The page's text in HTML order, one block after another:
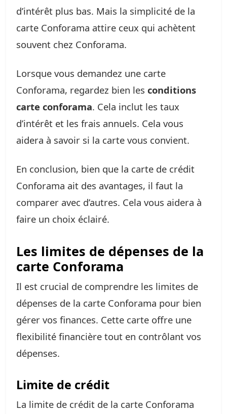
d’intérêt plus bas. Mais la simplicité de la
carte Conforama attire ceux qui achètent
souvent chez Conforama.
Lorsque vous demandez une carte
Conforama, regardez bien les conditions
carte conforama. Cela inclut les taux
d’intérêt et les frais annuels. Cela vous
aidera à savoir si la carte vous convient.
En conclusion, bien que la carte de crédit
Conforama ait des avantages, il faut la
comparer avec d’autres. Cela vous aidera à
faire un choix éclairé.
Les limites de dépenses de la
carte Conforama
Il est crucial de comprendre les limites de
dépenses de la carte Conforama pour bien
gérer vos finances. Cette carte offre une
flexibilité financière tout en contrôlant vos
dépenses.
Limite de crédit
La limite de crédit de la carte Conforama